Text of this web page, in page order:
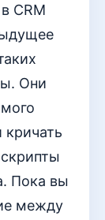
CRM
Они
кричать
Пока вы
между